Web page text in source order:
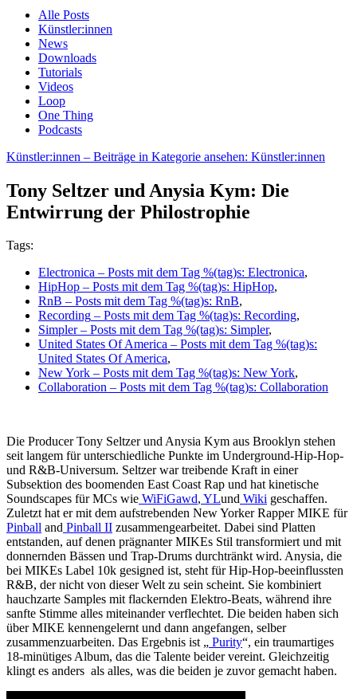
Alle Posts
Künstler:innen
News
Downloads
Tutorials
Videos
Loop
One Thing
Podcasts
Künstler:innen – Beiträge in Kategorie ansehen: Künstler:innen
Tony Seltzer und Anysia Kym: Die
Entwirrung der Philostrophie
Tags:
Electronica – Posts mit dem Tag %(tag)s: Electronica,
HipHop – Posts mit dem Tag %(tag)s: HipHop,
RnB – Posts mit dem Tag %(tag)s: RnB,
Recording – Posts mit dem Tag %(tag)s: Recording,
Simpler– Posts mit dem Tag %(tag)s: Simpler,
United States Of America – Posts mit dem Tag %(tag)s:
United States Of America,
New York – Posts mit dem Tag %(tag)s: New York,
Collaboration – Posts mit dem Tag %(tag)s: Collaboration
Die Producer Tony Seltzer und Anysia Kym aus Brooklyn stehen
seit langem für unterschiedliche Punkte im Underground-Hip-Hop-
und R&B-Universum. Seltzer war treibende Kraft in einer
Subsektion des boomenden East Coast Rap und hat kinetische
Soundscapes für MCs wie WiFiGawd, YLund Wiki geschaffen.
Zuletzt hat er mit dem aufstrebenden New Yorker Rapper MIKE für
Pinball and Pinball II zusammengearbeitet. Dabei sind Platten
entstanden, auf denen prägnanter MIKEs Stil transformiert und mit
donnernden Bässen und Trap-Drums durchtränkt wird. Anysia, die
bei MIKEs Label 10k gesigned ist, steht für Hip-Hop-beeinflussten
R&B, der nicht von dieser Welt zu sein scheint. Sie kombiniert
hauchzarte Samples mit flackernden Elektro-Beats, während ihre
sanfte Stimme alles miteinander verflechtet. Die beiden haben sich
über MIKE kennengelernt und dann angefangen, selber
zusammenzuarbeiten. Das Ergebnis ist „ Purity“, ein traumartiges
18-minütiges Album, das die Talente beider vereint. Gleichzeitig
klingt es anders als alles, was die beiden je zuvor gemacht haben.